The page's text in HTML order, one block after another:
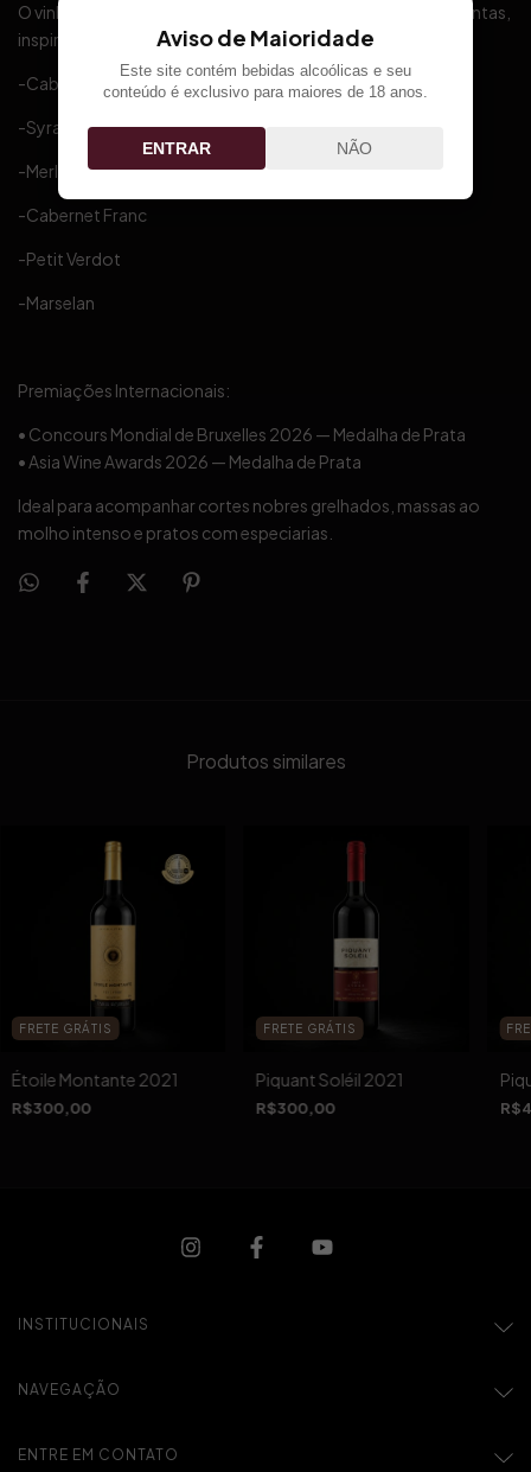
O vinho São Bernardo é um blend sofisticado de seis uvas tintas,
inspirado nos grandes cortes franceses. Ele leva:
-Cabernet Sauvignon
-Syrah
-Merlot
-Cabernet Franc
-Petit Verdot
-Marselan
Premiações Internacionais:
• Concours Mondial de Bruxelles 2026 — Medalha de Prata
• Asia Wine Awards 2026 — Medalha de Prata
Ideal para acompanhar cortes nobres grelhados, massas ao
molho intenso e pratos com especiarias.
Produtos similares
FRETE GRÁTIS
Étoile Montante 2021
R$300,00
FRETE GRÁTIS
Piquant Soléil 2021
R$300,00
INSTITUCIONAIS
NAVEGAÇÃO
ENTRE EM CONTATO
Aviso de Maioridade
Este site contém bebidas alcoólicas e seu
conteúdo é exclusivo para maiores de 18 anos.
ENTRAR NÃO